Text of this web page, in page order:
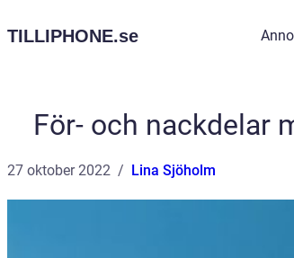
TILLIPHONE.se
För- och nackdelar
27 oktober 2022 Lina Sjöholm